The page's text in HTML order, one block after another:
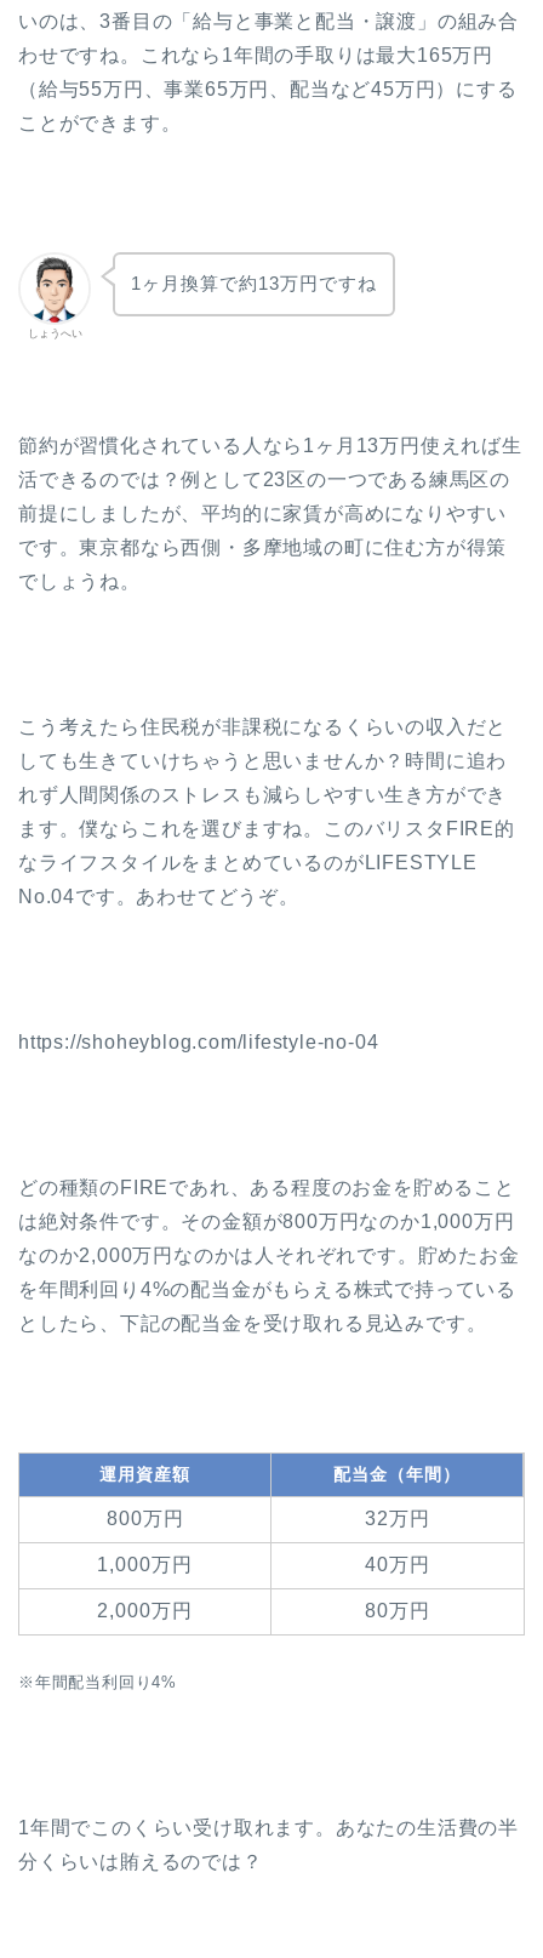
いのは、3番目の「給与と事業と配当・譲渡」の組み合
わせですね。これなら1年間の手取りは最大165万円
（給与55万円、事業65万円、配当など45万円）にする
ことができます。
しょうへい
1ヶ月換算で約13万円ですね
節約が習慣化されている人なら1ヶ月13万円使えれば生
活できるのでは？例として23区の一つである練馬区の
前提にしましたが、平均的に家賃が高めになりやすい
です。東京都なら西側・多摩地域の町に住む方が得策
でしょうね。
こう考えたら住民税が非課税になるくらいの収入だと
しても生きていけちゃうと思いませんか？時間に追わ
れず人間関係のストレスも減らしやすい生き方ができ
ます。僕ならこれを選びますね。このバリスタFIRE的
なライフスタイルをまとめているのがLIFESTYLE
No.04です。あわせてどうぞ。
https://shoheyblog.com/lifestyle-no-04
どの種類のFIREであれ、ある程度のお金を貯めること
は絶対条件です。その金額が800万円なのか1,000万円
なのか2,000万円なのかは人それぞれです。貯めたお金
を年間利回り4%の配当金がもらえる株式で持っている
としたら、下記の配当金を受け取れる見込みです。
運用資産額 配当金（年間）
800万円 32万円
1,000万円 40万円
2,000万円 80万円
※年間配当利回り4%
1年間でこのくらい受け取れます。あなたの生活費の半
分くらいは賄えるのでは？